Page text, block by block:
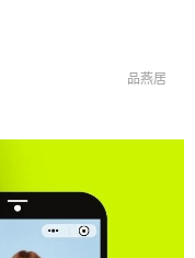
品燕居